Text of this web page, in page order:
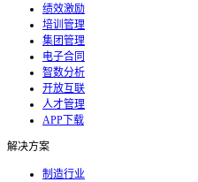
绩效激励
培训管理
集团管理
电子合同
智数分析
开放互联
人才管理
APP下载
解决方案
制造行业